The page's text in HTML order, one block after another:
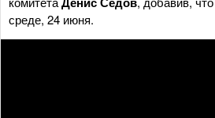
среде, 24 июня.